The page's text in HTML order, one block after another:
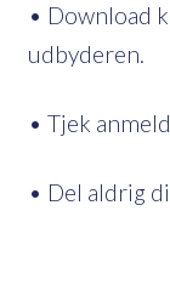
• Download
udbyderen.
• Tjek
• Del aldrig